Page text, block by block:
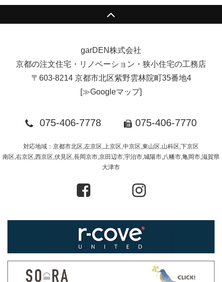
garDEN株式会社
京都の注文住宅・リノベーション・狭小住宅の工務店
〒603-8214 京都市北区紫野雲林院町35番地4
[≫Googleマップ]
075-406-7778 075-406-7770
対応地域：京都市北区,左京区,上京区,中京区,東山区,山科区,下京区
南区,右京区,西京区,伏見区,長岡京市,京田辺市,宇治市,城陽市,八幡市,亀岡市,滋賀県
大津市